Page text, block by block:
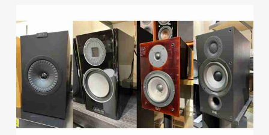
ィオ)
#DALI(ダリ)
#D&M HD(ディーアンドエムホールディングス)
#DENON(デノン) #DEVIALET(デビアレ)
#DELA(デラ) #EINSTEIN(アインシュタイン)